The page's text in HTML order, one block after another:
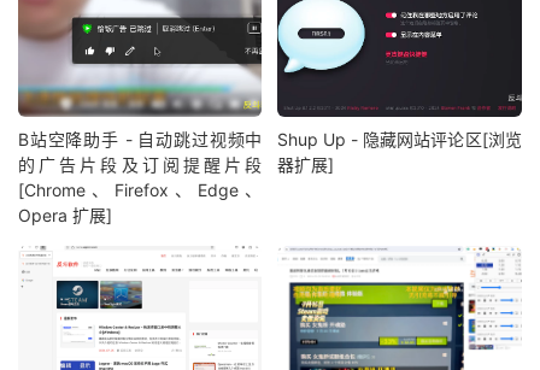
B站空降助手 - 自动跳过视频中
的广告片段及订阅提醒片段
[Chrome、Firefox、Edge、
Opera 扩展]
Shup Up - 隐藏网站评论区[浏览
器扩展]